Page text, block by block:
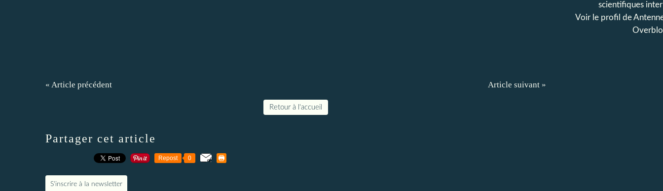
« Article précédent Article suivant »
Retour à l'accueil
Partager cet article
Repost 0
S'inscrire à la newsletter
scientifiques
Voir le profil de